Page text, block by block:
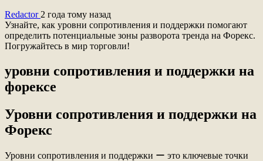
Redactor 2 года тому назад
Узнайте, как уровни сопротивления и поддержки помогают
определить потенциальные зоны разворота тренда на Форекс.
Погружайтесь в мир торговли!
уровни сопротивления и поддержки на
форексе
Уровни сопротивления и поддержки на
Форекс
Уровни сопротивления и поддержки ー это ключевые точки